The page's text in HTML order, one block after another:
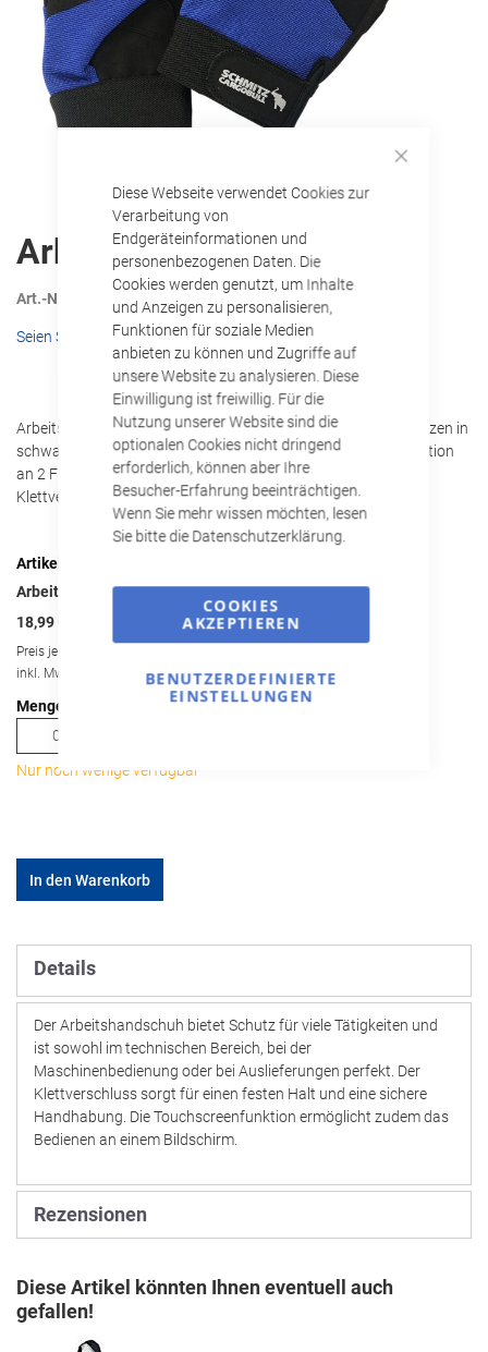
Diese Webseite verwendet Cookies zur
Verarbeitung von
Endgeräteinformationen und
personenbezogenen Daten. Die
Cookies werden genutzt, um Inhalte
und Anzeigen zu personalisieren,
Funktionen für soziale Medien
anbieten zu können und Zugriffe auf
unsere Website zu analysieren. Diese
Einwilligung ist freiwillig. Für die
Nutzung unserer Website sind die
optionalen Cookies nicht dringend
erforderlich, können aber Ihre
Besucher-Erfahrung beeinträchtigen.
Wenn Sie mehr wissen möchten, lesen
Sie bitte die Datenschutzerklärung.
COOKIES
AKZEPTIEREN
BENUTZERDEFINIERTE
EINSTELLUNGEN
Zum
Anfang
Bildgalerie
springen
Arbeitshandschuhe
Art.-Nr. 700017G
Seien Sie der Erste, der dieses Produkt bewertet
Arbeitshandschuh aus Clarino-Leder mit robusten Stoffeinsätzen in
schwarz und blau; mit Klettverschluss und Touchscreen-Funktion
an 2 Fingern; inklusive Schmitz Cargobull Logodruck auf dem
Klettverschluss; Konformität gemäß CE, EN 388, Cat. II
für
gruppiertes
Arbeitshandschuhe Gr. XL
18,99 €
Preis je Stück
inkl. MwSt., zzgl.
Versandkosten
Nur noch wenige verfügbar
In den Warenkorb
Details
Der Arbeitshandschuh bietet Schutz für viele Tätigkeiten und
ist sowohl im technischen Bereich, bei der
Maschinenbedienung oder bei Auslieferungen perfekt. Der
Klettverschluss sorgt für einen festen Halt und eine sichere
Handhabung. Die Touchscreenfunktion ermöglicht zudem das
Bedienen an einem Bildschirm.
Rezensionen
Diese Artikel könnten Ihnen eventuell auch
gefallen!